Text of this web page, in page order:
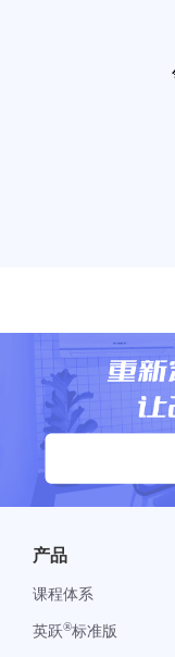
产品
课程体系
英跃®标准版